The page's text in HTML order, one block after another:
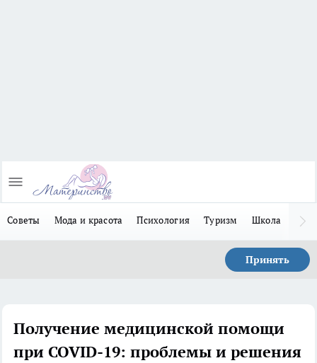
Советы Мода и красота Психология Туризм Школа
Принять
Получение медицинской помощи
при COVID-19: проблемы и решения